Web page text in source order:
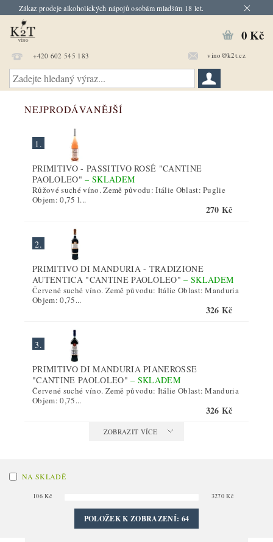
Zákaz prodeje alkoholických nápojů osobám mladším 18 let.
+420 602 545 183 vino@k2t.cz
0 Kč
NEJPRODÁVANĚJŠÍ
1.
PRIMITIVO - PASSITIVO ROSÉ "CANTINE
PAOLOLEO"– SKLADEM
Růžové suché víno. Země původu: Itálie Oblast: Puglie
Objem: 0,75 l...
270 Kč
2.
PRIMITIVO DI MANDURIA - TRADIZIONE
AUTENTICA "CANTINE PAOLOLEO"–SKLADEM
Červené suché víno. Země původu: Itálie Oblast: Manduria
Objem: 0,75...
326 Kč
3.
PRIMITIVO DI MANDURIA PIANEROSSE
"CANTINE PAOLOLEO"– SKLADEM
Červené suché víno. Země původu: Itálie Oblast: Manduria
Objem: 0,75...
326 Kč
ZOBRAZIT VÍCE
NA SKLADĚ
106 Kč 3270 Kč
POLOŽEK K ZOBRAZENÍ: 64